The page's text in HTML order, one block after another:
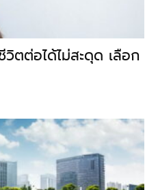
ตต่อได้ไม่สะดุด เลือก